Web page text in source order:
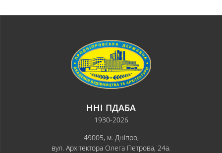
ННІ ПДАБА
1930-2026
49005, м. Дніпро,
вул. Архітектора Олега Петрова, 24а.